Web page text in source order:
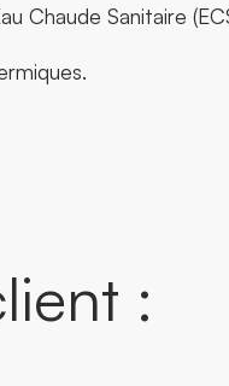
Chaude Sanitaire
: